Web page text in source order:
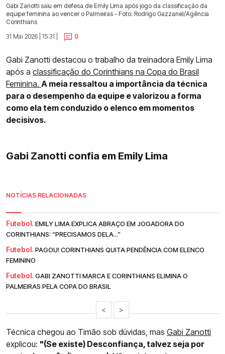
Gabi Zanotti saiu em defesa de Emily Lima após jogo da classificação da
equipe feminina ao vencer o Palmeiras - Foto: Rodrigo Gazzanel/Agência
Corinthians
31 Mai 2026 | 15:31 |
0
Gabi Zanotti destacou o trabalho da treinadora Emily Lima
após a classificação do Corinthians na Copa do Brasil
Feminina. A meia ressaltou a importância da técnica
para o desempenho da equipe e valorizou a forma
como ela tem conduzido o elenco em momentos
decisivos.
Gabi Zanotti confia em Emily Lima
NOTÍCIAS RELACIONADAS
Futebol. EMILY LIMA EXPLICA ABRAÇO EM JOGADORA DO
CORINTHIANS: “PRECISAMOS DELA...”
Futebol. PAGOU! CORINTHIANS QUITA PENDÊNCIA COM ELENCO
FEMININO
Futebol. GABI ZANOTTI MARCA E CORINTHIANS ELIMINA O
PALMEIRAS PELA COPA DO BRASIL
< >
Técnica chegou ao Timão sob dúvidas, mas Gabi Zanotti
explicou: "(Se existe) Desconfiança, talvez seja por